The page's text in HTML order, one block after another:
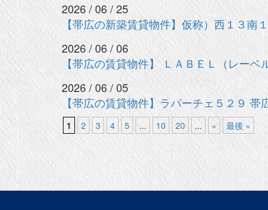
2026 / 06 / 25
【帯広の新築賃貸物件】仮称）西１３
2026 / 06 / 06
【帯広の賃貸物件】 ＬＡＢＥＬ（レー
2026 / 06 / 05
【帯広の賃貸物件】ラパーチェ５２９ 帯
1 2 3 4 5 ... 10 20 ... » 最後 »